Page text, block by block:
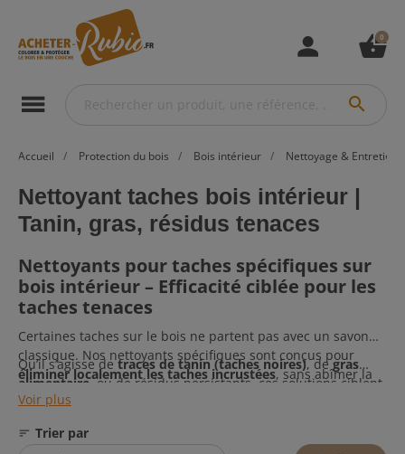
person shopping_basket
0
menu search
Accueil Protection du bois Bois intérieur Nettoyage & Entretien
Nettoyant taches bois intérieur |
Tanin, gras, résidus tenaces
Nettoyants pour taches spécifiques sur
bois intérieur – Efficacité ciblée pour les
taches tenaces
Certaines taches sur le bois ne partent pas avec un savon
classique. Nos nettoyants spécifiques sont conçus pour
éliminer localement les taches incrustées, sans abîmer la
finition ni agresser le support.
Qu’il s’agisse detraces de tanin (taches noires), degras
alimentaire, ou de résidus persistants, ces solutions ciblent
chaque type de salissure pour un nettoyage efficace et
Voir plus
sort Trier par